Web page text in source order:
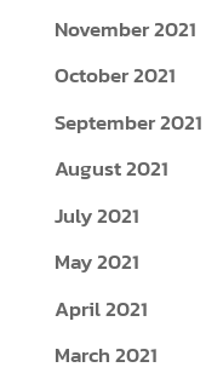
November 2021
October 2021
September 2021
August 2021
July 2021
May 2021
April 2021
March 2021